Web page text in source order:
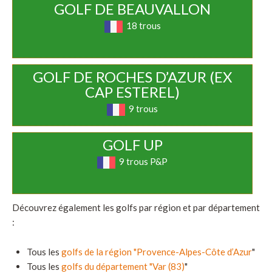
GOLF DE BEAUVALLON
18 trous
GOLF DE ROCHES D’AZUR (EX
CAP ESTEREL)
9 trous
GOLF UP
9 trous P&P
Découvrez également les golfs par région et par département
:
Tous les golfs de la région "Provence-Alpes-Côte d’Azur"
Tous les golfs du département "Var (83)"